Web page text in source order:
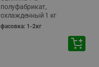
полуфабрикат,
охлажденный 1 кг
фасовка: 1-2кг